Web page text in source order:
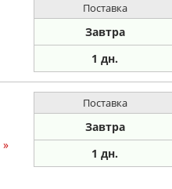
Поставка
Завтра
1 дн.
»
Поставка
Завтра
1 дн.